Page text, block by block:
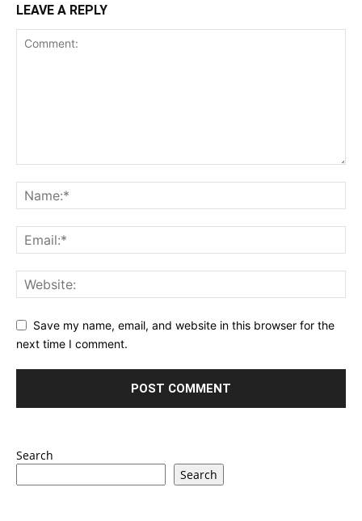
LEAVE A REPLY
Save my name, email, and website in this browser for the
next time I comment.
Search
Search